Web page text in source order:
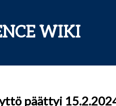
WIKI
päättyi